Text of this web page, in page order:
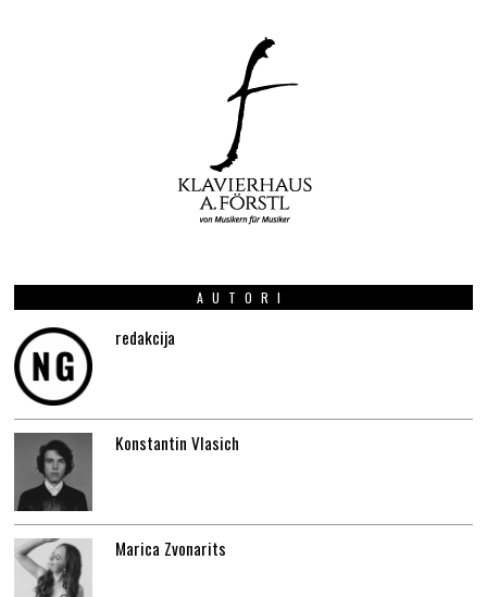
AUTORI
redakcija
Konstantin Vlasich
Marica Zvonarits